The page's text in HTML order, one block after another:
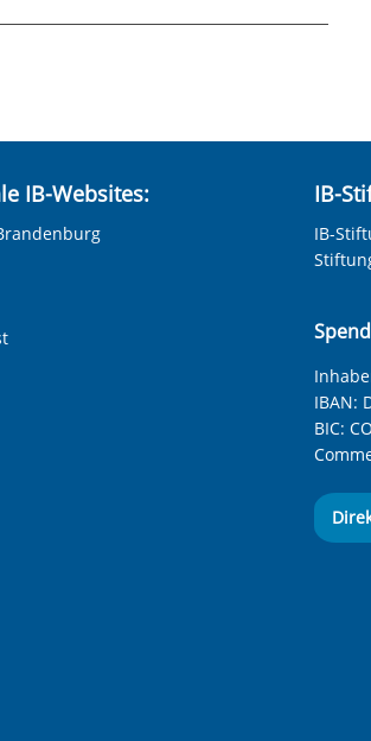
IB-Websites: IB-
IB-
IBAN:
BIC:
Seite des
Seite des
Seite des
LinkedIn-
Xing-Seite
Kununu-